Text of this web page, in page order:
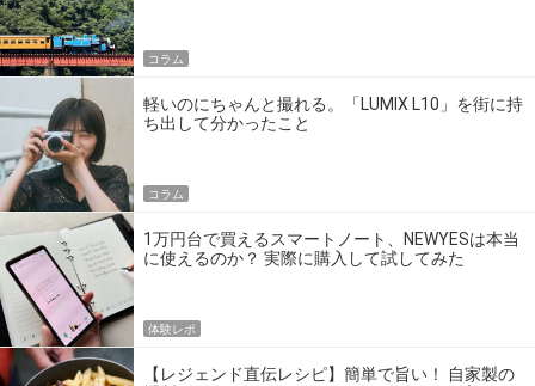
コラム
軽いのにちゃんと撮れる。「LUMIX L10」を街に持
ち出して分かったこと
コラム
1万円台で買えるスマートノート、NEWYESは本当
に使えるのか？ 実際に購入して試してみた
体験レポ
【レジェンド直伝レシピ】簡単で旨い！ 自家製の